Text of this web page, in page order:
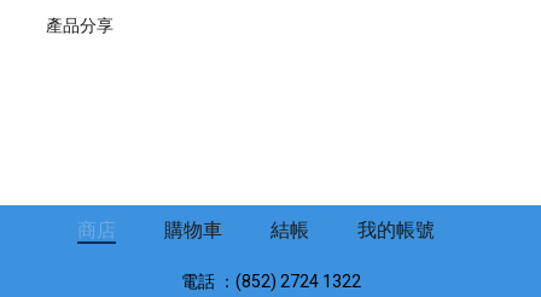
產品分享
商店 購物車 結帳 我的帳號
電話 ：(852) 2724 1322